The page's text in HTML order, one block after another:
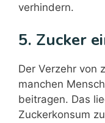
verhindern.
5. Zucker
Der Verzehr von
manchen
beitragen. Das
Zuckerkonsum